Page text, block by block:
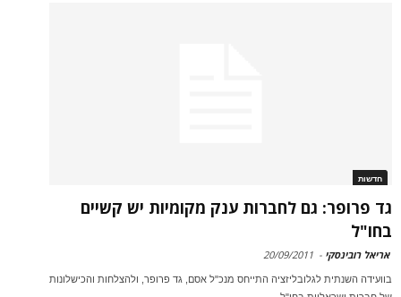
חדשות
גד פרופר: גם לחברות ענק מקומיות יש קשיים
בחו"ל
אריאל רובינסקי -
20/09/2011
בוועידה השנתית לגלובליזציה התייחס מנכ"ל אסם, גד פרופר, ולהצלחות והכישלונות